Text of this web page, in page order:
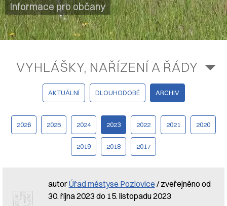
Informace pro občany
VYHLÁŠKY, NAŘÍZENÍ A ŘÁDY
AKTUÁLNÍ DLOUHODOBÉ ARCHIV
2026 2025 2024 2023 2022 2021 2020
2019 2018 2017
autorÚřad městyse Pozlovice / zveřejněno od
30. října 2023 do 15. listopadu 2023